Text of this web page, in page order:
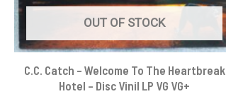
OUT OF STOCK
C.C. Catch – Welcome To The Heartbreak
Hotel – Disc Vinil LP VG VG+